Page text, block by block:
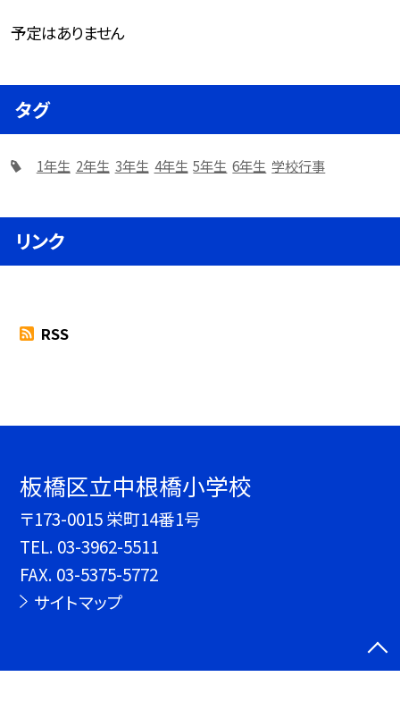
予定はありません
タグ
1年生 2年生 3年生 4年生 5年生 6年生 学校行事
リンク
RSS
板橋区立中根橋小学校
〒173-0015 栄町14番1号
TEL. 03-3962-5511
FAX. 03-5375-5772
サイトマップ